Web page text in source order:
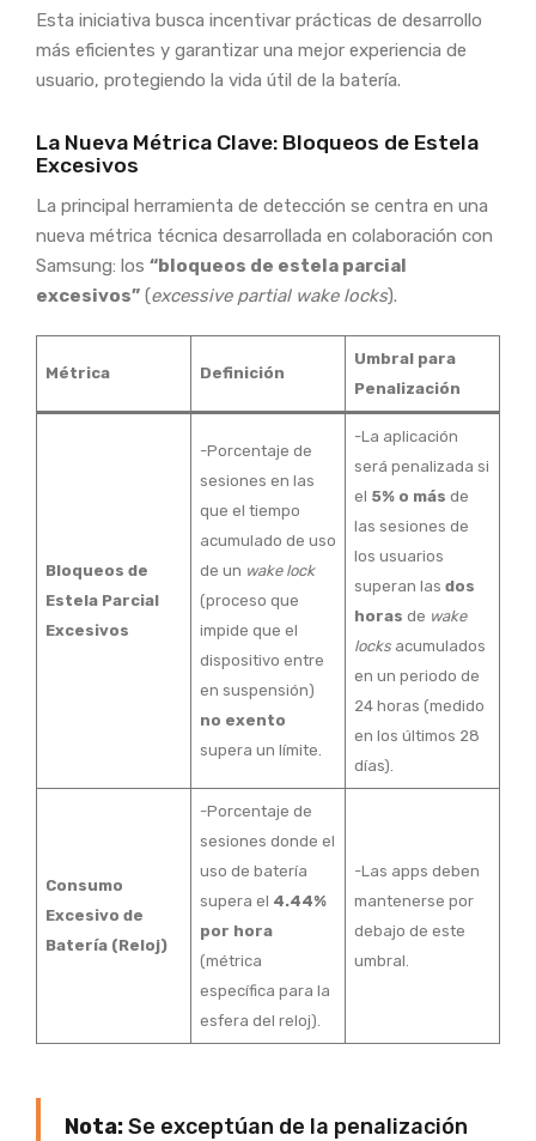
Esta iniciativa busca incentivar prácticas de desarrollo
más eficientes y garantizar una mejor experiencia de
usuario, protegiendo la vida útil de la batería.
La Nueva Métrica Clave: Bloqueos de Estela
Excesivos
La principal herramienta de detección se centra en una
nueva métrica técnica desarrollada en colaboración con
Samsung: los “bloqueos de estela parcial
excesivos” (excessive partial wake locks).
Métrica Definición
Umbral para
Penalización
Bloqueos de
Estela Parcial
Excesivos
-Porcentaje de
sesiones en las
que el tiempo
acumulado de uso
de un wake lock
(proceso que
impide que el
dispositivo entre
en suspensión)
no exento
supera un límite.
-La aplicación
será penalizada si
el 5% o más de
las sesiones de
los usuarios
superan las dos
horas de wake
locksacumulados
en un periodo de
24 horas (medido
en los últimos 28
días).
Consumo
Excesivo de
Batería (Reloj)
-Porcentaje de
sesiones donde el
uso de batería
supera el 4.44%
por hora
(métrica
específica para la
esfera del reloj).
-Las apps deben
mantenerse por
debajo de este
umbral.
Nota:Se exceptúan de la penalización